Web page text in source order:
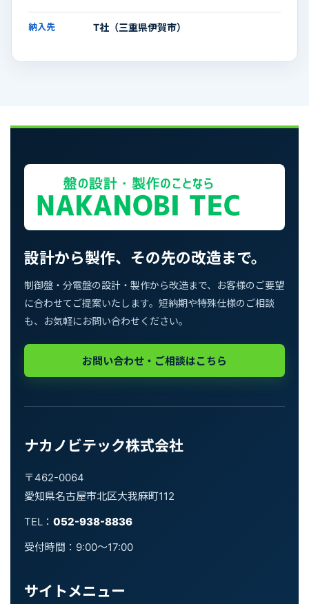
納入先 T社（三重県伊賀市）
設計から製作、その先の改造まで。
制御盤・分電盤の設計・製作から改造まで、お客様のご要望
に合わせてご提案いたします。短納期や特殊仕様のご相談
も、お気軽にお問い合わせください。
お問い合わせ・ご相談はこちら
ナカノビテック株式会社
〒462-0064
愛知県名古屋市北区大我麻町112
TEL： 052-938-8836
受付時間：9:00〜17:00
サイトメニュー